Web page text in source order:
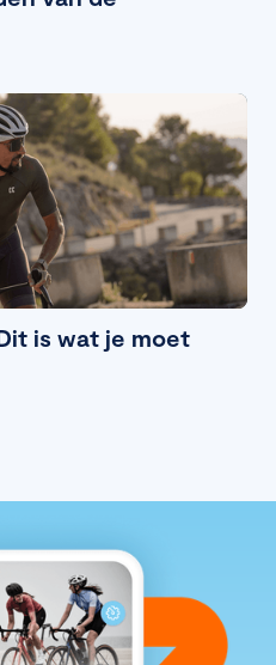
is wat je moet